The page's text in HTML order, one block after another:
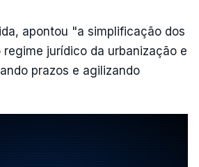
apontou "a simplificação dos
jurídico da urbanização e
prazos e agilizando